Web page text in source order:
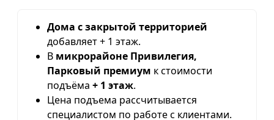
Дома с закрытой территорией
добавляет + 1 этаж.
В микрорайоне Привилегия,
Парковый премиум к стоимости
подъёма + 1 этаж.
Цена подъема рассчитывается
специалистом по работе с клиентами.